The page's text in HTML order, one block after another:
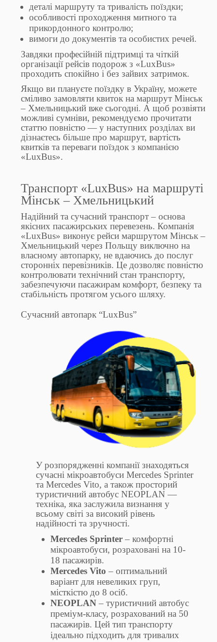
деталі маршруту та тривалість поїздки;
особливості проходження митного та
прикордонного контролю;
вимоги до документів та особистих речей.
Завдяки професійній підтримці та чіткій
організації рейсів подорож з «LuxBus»
проходить спокійно і без зайвих затримок.
Якщо ви плануєте поїздку в Україну, можете
сміливо замовляти квиток на маршрут Мінськ
– Хмельницький вже сьогодні. А щоб розвіяти
можливі сумніви, рекомендуємо прочитати
статтю повністю — у наступних розділах ви
дізнаєтесь більше про маршрут, вартість
квитків та переваги поїздок з компанією
«LuxBus».
Транспорт «LuxBus» на маршруті
Мінськ – Хмельницький
Надійний та сучасний транспорт – основа
якісних пасажирських перевезень. Компанія
«LuxBus» виконує рейси маршрутом Мінськ –
Хмельницький через Польщу виключно на
власному автопарку, не вдаючись до послуг
сторонніх перевізників. Це дозволяє повністю
контролювати технічний стан транспорту,
забезпечуючи пасажирам комфорт, безпеку та
стабільність протягом усього шляху.
Сучасний автопарк “LuxBus”
У розпорядженні компанії знаходяться
сучасні мікроавтобуси Mercedes Sprinter
та Mercedes Vito, а також просторий
туристичний автобус NEOPLAN —
техніка, яка заслужила визнання у
всьому світі за високий рівень
надійності та зручності.
Mercedes Sprinter– комфортні
мікроавтобуси, розраховані на 10-
18 пасажирів.
Mercedes Vito – оптимальний
варіант для невеликих груп,
місткістю до 8 осіб.
NEOPLAN– туристичний автобус
преміум-класу, розрахований на 50
пасажирів. Цей тип транспорту
ідеально підходить для тривалих